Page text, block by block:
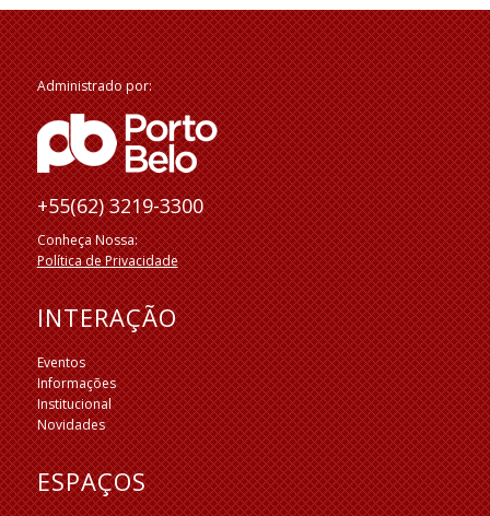
Administrado por:
+55(62) 3219-3300
Conheça Nossa:
Política de Privacidade
INTERAÇÃO
Eventos
Informações
Institucional
Novidades
ESPAÇOS